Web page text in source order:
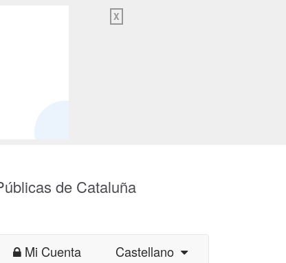
X
de Cataluña
Mi Cuenta Castellano